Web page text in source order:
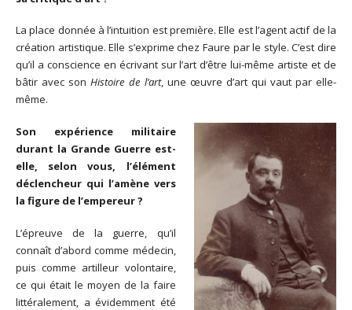
La place donnée à l’intuition est première. Elle est l’agent actif de la
création artistique. Elle s’exprime chez Faure par le style. C’est dire
qu’il a conscience en écrivant sur l’art d’être lui-même artiste et de
bâtir avec son Histoire de l’art, une œuvre d’art qui vaut par elle-
même.
Son expérience militaire
durant la Grande Guerre est-
elle, selon vous, l’élément
déclencheur qui l’amène vers
la figure de l’empereur ?
L’épreuve de la guerre, qu’il
connaît d’abord comme médecin,
puis comme artilleur volontaire,
ce qui était le moyen de la faire
littéralement, a évidemment été